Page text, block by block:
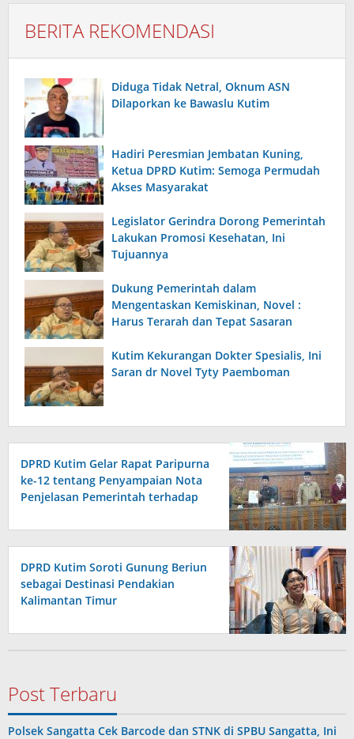
BERITA REKOMENDASI
Diduga Tidak Netral, Oknum ASN
Dilaporkan ke Bawaslu Kutim
Hadiri Peresmian Jembatan Kuning,
Ketua DPRD Kutim: Semoga Permudah
Akses Masyarakat
Legislator Gerindra Dorong Pemerintah
Lakukan Promosi Kesehatan, Ini
Tujuannya
Dukung Pemerintah dalam
Mengentaskan Kemiskinan, Novel :
Harus Terarah dan Tepat Sasaran
Kutim Kekurangan Dokter Spesialis, Ini
Saran dr Novel Tyty Paemboman
DPRD Kutim Gelar Rapat Paripurna
ke-12 tentang Penyampaian Nota
Penjelasan Pemerintah terhadap
DPRD Kutim Soroti Gunung Beriun
sebagai Destinasi Pendakian
Kalimantan Timur
Post Terbaru
Polsek Sangatta Cek Barcode dan STNK di SPBU Sangatta, Ini